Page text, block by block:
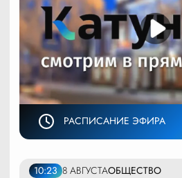
РАСПИСАНИЕ ЭФИРА
10:23 8 АВГУСТАОБЩЕСТВО